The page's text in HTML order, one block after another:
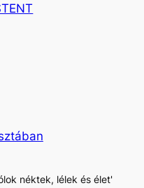
néktek, lélek és élet'